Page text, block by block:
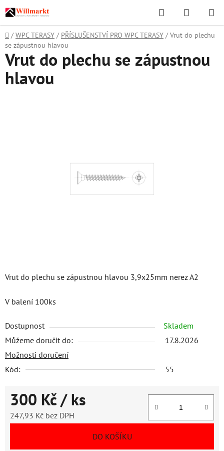
Přejít
na
obsah
Hledat
KOŠÍK
Domů
/ WPC TERASY / PŘÍSLUŠENSTVÍ PRO WPC TERASY / Vrut do plechu
se zápustnou hlavou
Vrut do plechu se zápustnou hlavou 3,9x25mm nerez A2
V balení 100ks
Dostupnost
Skladem
Můžeme doručit do:
17.8.2026
Možnosti doručení
Kód:
55
300 Kč/ ks
247,93 Kč bez DPH
DO KOŠÍKU
Vrut do plechu se zápustnou
hlavou